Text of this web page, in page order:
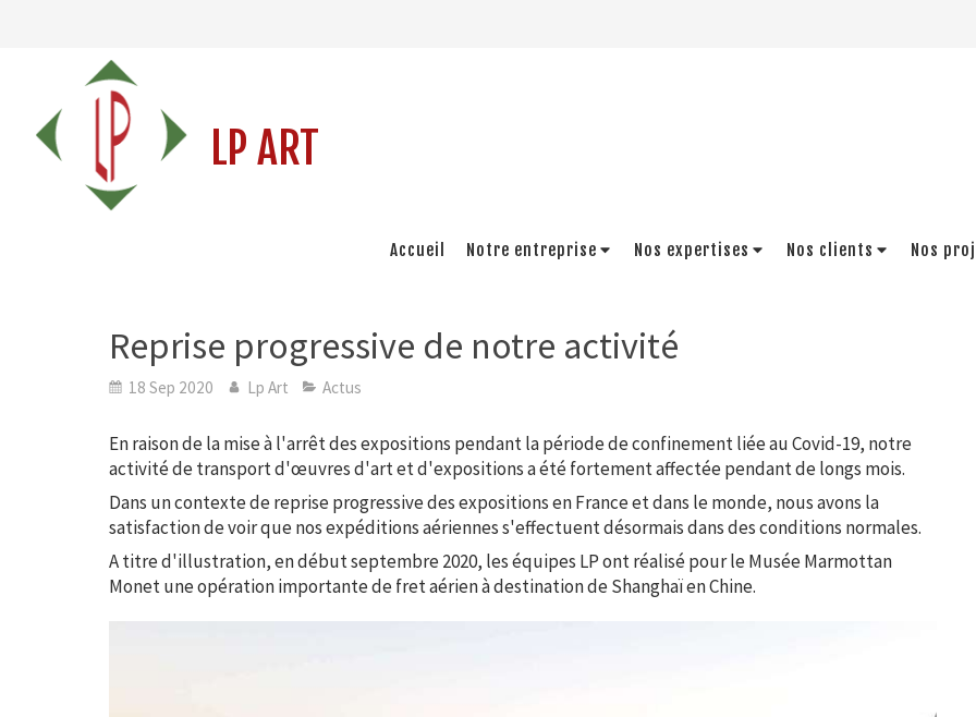
LP ART
Accueil Notre entreprise Nos expertises Nos clients Nos
Reprise progressive de notre activité
18 Sep 2020 Lp Art Actus
En raison de la mise à l'arrêt des expositions pendant la période de confinement liée au Covid-19, notre
activité de transport d'œuvres d'art et d'expositions a été fortement affectée pendant de longs mois.
Dans un contexte de reprise progressive des expositions en France et dans le monde, nous avons la
satisfaction de voir que nos expéditions aériennes s'effectuent désormais dans des conditions normales.
A titre d'illustration, en début septembre 2020, les équipes LP ont réalisé pour le Musée Marmottan
Monet une opération importante de fret aérien à destination de Shanghaï en Chine.